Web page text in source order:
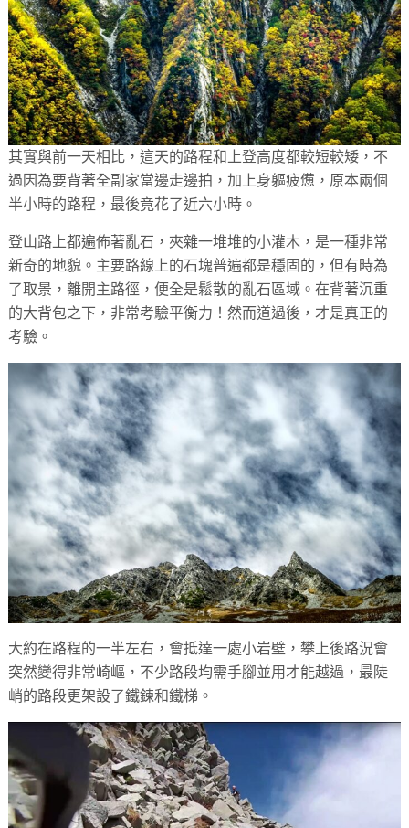
其實與前一天相比，這天的路程和上登高度都較短較矮，不
過因為要背著全副家當邊走邊拍，加上身軀疲憊，原本兩個
半小時的路程，最後竟花了近六小時。
登山路上都遍佈著亂石，夾雜一堆堆的小灌木，是一種非常
新奇的地貌。主要路線上的石塊普遍都是穩固的，但有時為
了取景，離開主路徑，便全是鬆散的亂石區域。在背著沉重
的大背包之下，非常考驗平衡力！然而道過後，才是真正的
考驗。
大約在路程的一半左右，會抵達一處小岩壁，攀上後路況會
突然變得非常崎嶇，不少路段均需手腳並用才能越過，最陡
峭的路段更架設了鐵鍊和鐵梯。